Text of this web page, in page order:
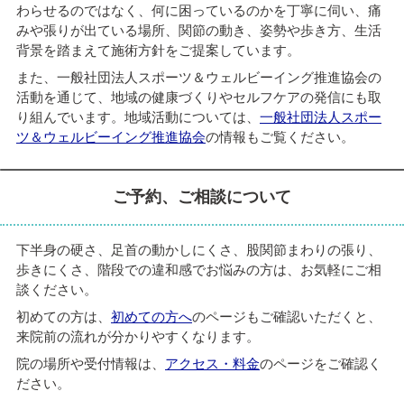
わらせるのではなく、何に困っているのかを丁寧に伺い、痛
みや張りが出ている場所、関節の動き、姿勢や歩き方、生活
背景を踏まえて施術方針をご提案しています。
また、一般社団法人スポーツ＆ウェルビーイング推進協会の
活動を通じて、地域の健康づくりやセルフケアの発信にも取
り組んでいます。地域活動については、 一般社団法人スポー
ツ＆ウェルビーイング推進協会の情報もご覧ください。
ご予約、ご相談について
下半身の硬さ、足首の動かしにくさ、股関節まわりの張り、
歩きにくさ、階段での違和感でお悩みの方は、お気軽にご相
談ください。
初めての方は、 初めての方へのページもご確認いただくと、
来院前の流れが分かりやすくなります。
院の場所や受付情報は、 アクセス・料金のページをご確認く
ださい。